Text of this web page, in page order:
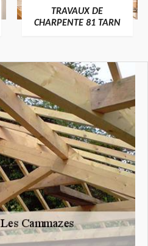
TRAVAUX DE
CHARPENTE 81 TARN